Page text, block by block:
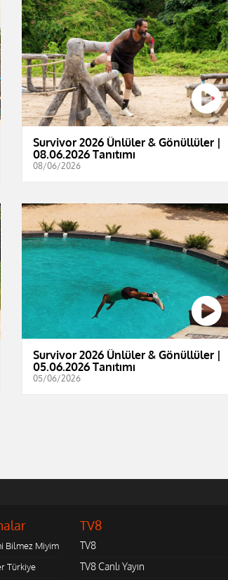
Survivor 2026 Ünlüler & Gönüllüler |
08.06.2026 Tanıtımı
08/06/2026
Survivor 2026 Ünlüler & Gönüllüler |
05.06.2026 Tanıtımı
05/06/2026
Bilmez Miyim
Türkiye
TV8
TV8
TV8 Canlı Yayın